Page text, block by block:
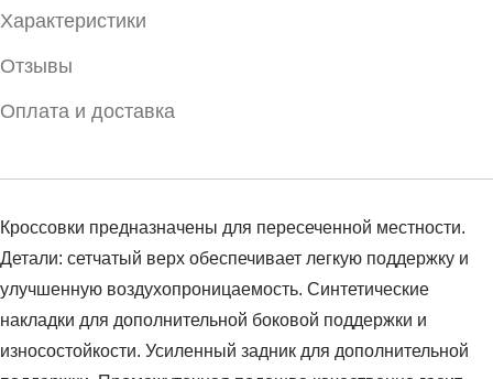
Характеристики
Отзывы
Оплата и доставка
Кроссовки предназначены для пересеченной местности.
Детали: сетчатый верх обеспечивает легкую поддержку и
улучшенную воздухопроницаемость. Синтетические
накладки для дополнительной боковой поддержки и
износостойкости. Усиленный задник для дополнительной